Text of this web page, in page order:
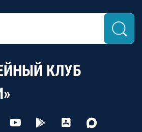
КЛУБ